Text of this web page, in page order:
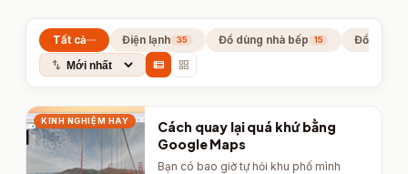
Tất cả Điện lạnh 35 Đồ dùng nhà bếp 15 Đồ dùng
swap_vert view_list grid_view
KINH NGHIỆM HAY
Cách quay lại quá khứ bằng
Google Maps
Bạn có bao giờ tự hỏi khu phố mình